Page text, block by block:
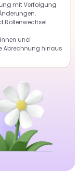
mit Verfolgung
Rollenwechsel
und
Abrechnung hinaus